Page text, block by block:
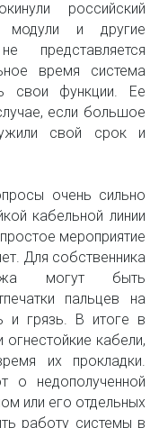
российский
модули и другие
представляется
время система
свои функции. Ее
если большое
свой срок и
очень сильно
кабельной линии
мероприятие
Для собственника
могут быть
пальцев на
и грязь. В итоге в
кабели,
их прокладки.
о недополученной
или его отдельных
работу системы в